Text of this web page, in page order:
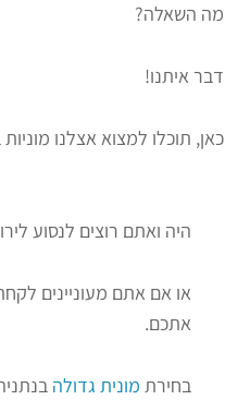
מה השאלה?
דבר איתנו!
כאן, תוכלו למצוא אצלנו מוניות בגדלים שונים
היה ואתם רוצים לנסוע
או אם אתם מעוניינים
אתכם.
בחירת מונית גדולה